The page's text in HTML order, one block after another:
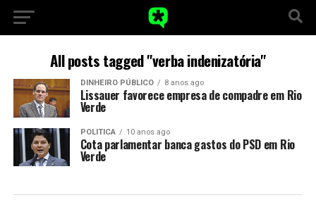
All posts tagged "verba indenizatória"
DINHEIRO PÚBLICO 8 anos ago
Lissauer favorece empresa de compadre em Rio
Verde
POLITICA 10 anos ago
Cota parlamentar banca gastos do PSD em Rio
Verde